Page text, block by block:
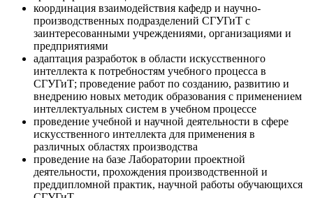
координация взаимодействия кафедр и научно-
производственных подразделений СГУГиТ с
заинтересованными учреждениями, организациями и
предприятиями
адаптация разработок в области искусственного
интеллекта к потребностям учебного процесса в
СГУГиТ; проведение работ по созданию, развитию и
внедрению новых методик образования с применением
интеллектуальных систем в учебном процессе
проведение учебной и научной деятельности в сфере
искусственного интеллекта для применения в
различных областях производства
проведение на базе Лаборатории проектной
деятельности, прохождения производственной и
преддипломной практик, научной работы обучающихся